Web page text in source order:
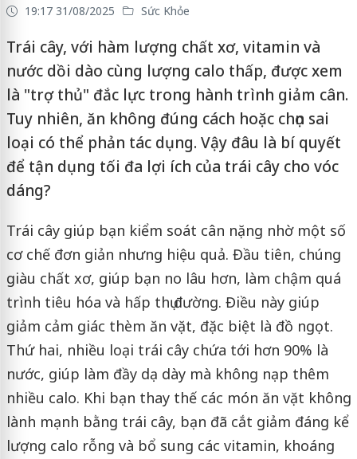
19:17 31/08/2025 Sức Khỏe
Trái cây, với hàm lượng chất xơ, vitamin và
nước dồi dào cùng lượng calo thấp, được xem
là "trợ thủ" đắc lực trong hành trình giảm cân.
Tuy nhiên, ăn không đúng cách hoặc chọn sai
loại có thể phản tác dụng. Vậy đâu là bí quyết
để tận dụng tối đa lợi ích của trái cây cho vóc
dáng?
Trái cây giúp bạn kiểm soát cân nặng nhờ một số
cơ chế đơn giản nhưng hiệu quả. Đầu tiên, chúng
giàu chất xơ, giúp bạn no lâu hơn, làm chậm quá
trình tiêu hóa và hấp thụ đường. Điều này giúp
giảm cảm giác thèm ăn vặt, đặc biệt là đồ ngọt.
Thứ hai, nhiều loại trái cây chứa tới hơn 90% là
nước, giúp làm đầy dạ dày mà không nạp thêm
nhiều calo. Khi bạn thay thế các món ăn vặt không
lành mạnh bằng trái cây, bạn đã cắt giảm đáng kể
lượng calo rỗng và bổ sung các vitamin, khoáng